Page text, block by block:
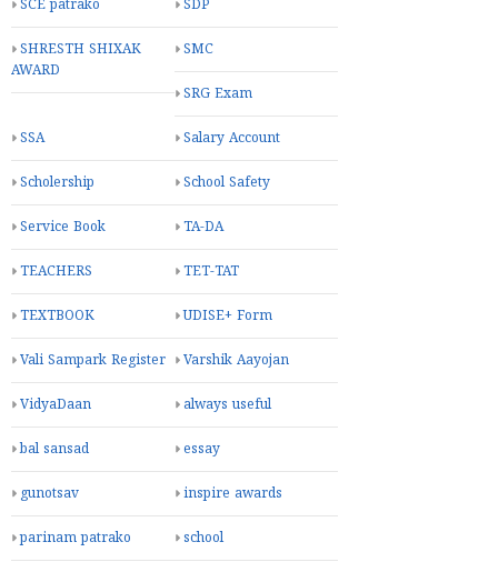
SCE patrako SDP
SHRESTH SHIXAK
AWARD
SMC
SRG Exam
SSA Salary Account
Scholership School Safety
Service Book TA-DA
TEACHERS TET-TAT
TEXTBOOK UDISE+ Form
Vali Sampark Register Varshik Aayojan
VidyaDaan always useful
bal sansad essay
gunotsav inspire awards
parinam patrako school